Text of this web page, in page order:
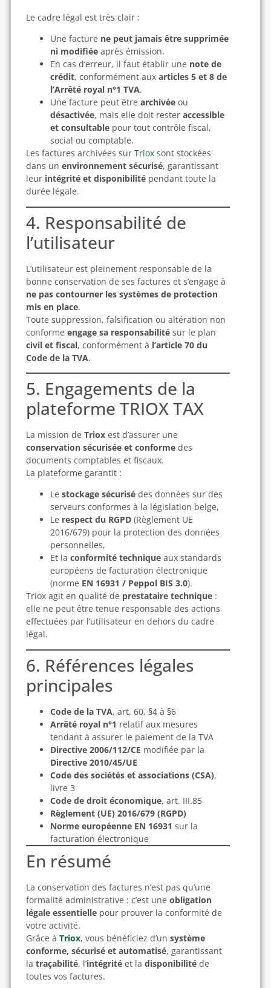
Le cadre légal est très clair :
Une facture ne peut jamais être supprimée
ni modifiéeaprès émission.
En cas d’erreur, il faut établir une note de
crédit, conformément aux articles 5 et 8 de
l’Arrêté royal n°1 TVA.
Une facture peut être archivéeou
désactivée, mais elle doit rester accessible
et consultablepour tout contrôle fiscal,
social ou comptable.
Les factures archivées sur Triox sont stockées
dans un environnement sécurisé, garantissant
leur intégrité et disponibilitépendant toute la
durée légale.
4. Responsabilité de
l’utilisateur
L’utilisateur est pleinement responsable de la
bonne conservation de ses factures et s’engage à
ne pas contourner les systèmes de protection
mis en place.
Toute suppression, falsification ou altération non
conforme engage sa responsabilitésur le plan
civil et fiscal, conformément à l’article 70 du
Code de la TVA.
5. Engagements de la
plateforme TRIOX TAX
La mission de Trioxest d’assurer une
conservation sécurisée et conformedes
documents comptables et fiscaux.
La plateforme garantit :
Le stockage sécurisédes données sur des
serveurs conformes à la législation belge,
Le respect du RGPD(Règlement UE
2016/679) pour la protection des données
personnelles,
Et la conformité techniqueaux standards
européens de facturation électronique
(norme EN 16931 / Peppol BIS 3.0).
Triox agit en qualité de prestataire technique:
elle ne peut être tenue responsable des actions
effectuées par l’utilisateur en dehors du cadre
légal.
6. Références légales
principales
Code de la TVA, art. 60, §4 à §6
Arrêté royal n°1 relatif aux mesures
tendant à assurer le paiement de la TVA
Directive 2006/112/CE modifiée par la
Directive 2010/45/UE
Code des sociétés et associations (CSA),
livre 3
Code de droit économique, art. III.85
Règlement (UE) 2016/679 (RGPD)
Norme européenne EN 16931 sur la
facturation électronique
En résumé
La conservation des factures n’est pas qu’une
formalité administrative : c’est une obligation
légale essentiellepour prouver la conformité de
votre activité.
Grâce à Triox, vous bénéficiez d’un système
conforme, sécurisé et automatisé, garantissant
la traçabilité, l’intégritéet la disponibilitéde
toutes vos factures.